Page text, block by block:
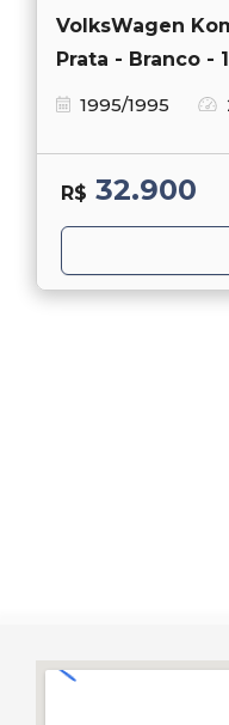
VolksWagen
Prata - Branco -
1995/1995
R$ 32.900